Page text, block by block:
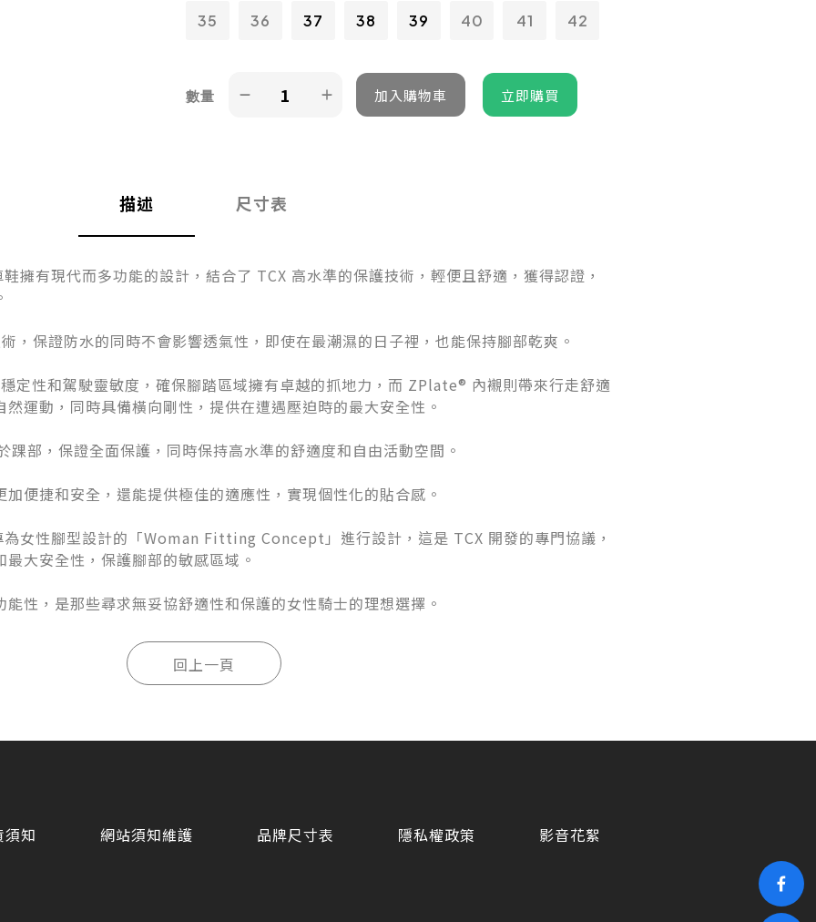
35 36 37 38 39 40 41 42
數量
描述 尺寸表
擁有現代而多功能的設計，結合了 TCX 高水準的保護技術，輕便且舒適，獲得認證，
，保證防水的同時不會影響透氣性，即使在最潮濕的日子裡，也能保持腳部乾爽。
定性和駕駛靈敏度，確保腳踏區域擁有卓越的抓地力，而 ZPlate® 內襯則帶來行走舒適
運動，同時具備橫向剛性，提供在遭遇壓迫時的最大安全性。
踝部，保證全面保護，同時保持高水準的舒適度和自由活動空間。
便捷和安全，還能提供極佳的適應性，實現個性化的貼合感。
女性腳型設計的「Woman Fitting Concept」進行設計，這是 TCX 開發的專門協議，
大安全性，保護腳部的敏感區域。
性，是那些尋求無妥協舒適性和保護的女性騎士的理想選擇。
須知 網站須知維護 品牌尺寸表 隱私權政策 影音花絮